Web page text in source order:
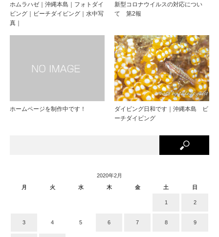
ホムラハゼ｜沖縄本島｜フォトダイ
ビング｜ビーチダイビング｜水中写
真｜
新型コロナウイルスの対応につい
て 第2報
ホームページを制作中です！
ダイビング日和です｜沖縄本島 ビ
ーチダイビング
2020年2月
月
火 水 木 金 土 日
1 2
3 4 5 6 7 8 9